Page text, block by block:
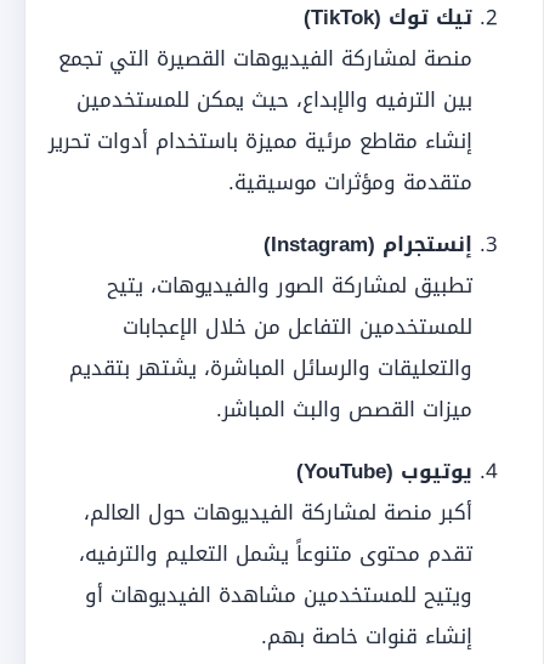
تيك توك (TikTok)
منصة لمشاركة الفيديوهات القصيرة التي تجمع
بين الترفيه والإبداع، حيث يمكن للمستخدمين
إنشاء مقاطع مرئية مميزة باستخدام أدوات تحرير
متقدمة ومؤثرات موسيقية.
إنستجرام (Instagram)
تطبيق لمشاركة الصور والفيديوهات، يتيح
للمستخدمين التفاعل من خلال الإعجابات
والتعليقات والرسائل المباشرة، يشتهر بتقديم
ميزات القصص والبث المباشر.
يوتيوب (YouTube)
أكبر منصة لمشاركة الفيديوهات حول العالم،
تقدم محتوى متنوعاً يشمل التعليم والترفيه،
ويتيح للمستخدمين مشاهدة الفيديوهات أو
إنشاء قنوات خاصة بهم.